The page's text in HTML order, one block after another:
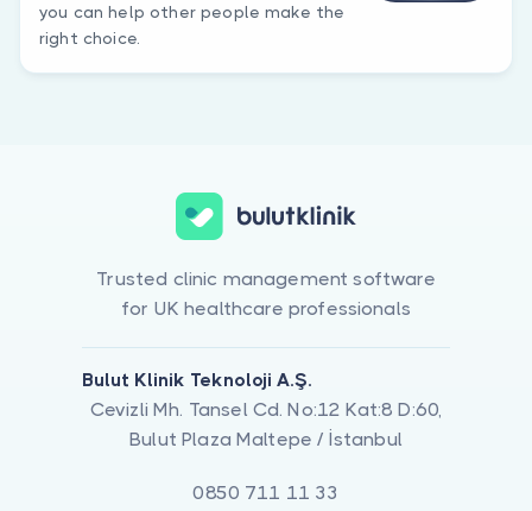
you can help other people make the
right choice.
Trusted clinic management software
for UK healthcare professionals
Bulut Klinik Teknoloji A.Ş.
Cevizli Mh. Tansel Cd. No:12 Kat:8 D:60,
Bulut Plaza Maltepe / İstanbul
0850 711 11 33